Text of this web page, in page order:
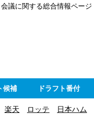
議に関する総合情報ページ
候補 ドラフト番付
楽天 ロッテ 日本ハム